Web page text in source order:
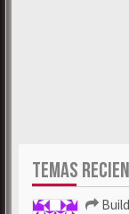
TEMAS
Build